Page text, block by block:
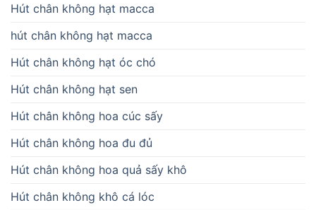
Hút chân không hạt macca
hút chân không hạt macca
Hút chân không hạt óc chó
Hút chân không hạt sen
Hút chân không hoa cúc sấy
Hút chân không hoa đu đủ
Hút chân không hoa quả sấy khô
Hút chân không khô cá lóc